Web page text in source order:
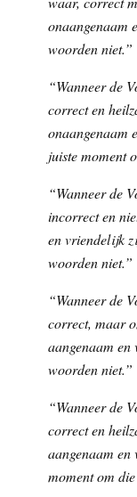
onaangenaam
woorden niet.”
“Wanneer de
correct en
onaangenaam
juiste moment
“Wanneer de
incorrect en
en vriendelijk
woorden niet.”
“Wanneer de
correct, maar
aangenaam
woorden niet.”
“Wanneer de
correct en
aangenaam
moment om